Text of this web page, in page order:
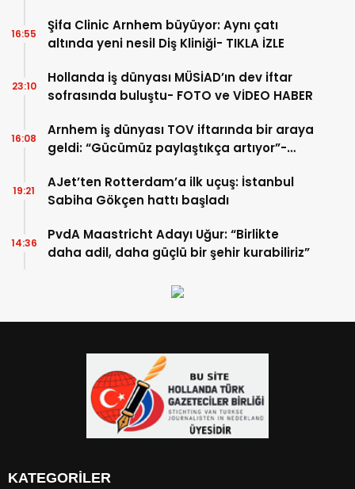
Şifa Clinic Arnhem büyüyor: Aynı çatı
altında yeni nesil Diş Kliniği- TIKLA İZLE
16:55
Hollanda iş dünyası MÜSİAD’ın dev iftar
sofrasında buluştu- FOTO ve VİDEO HABER
23:10
Arnhem iş dünyası TOV iftarında bir araya
geldi: “Gücümüz paylaştıkça artıyor”-
16:08
AJet’ten Rotterdam’a ilk uçuş: İstanbul
Sabiha Gökçen hattı başladı
19:21
PvdA Maastricht Adayı Uğur: “Birlikte
daha adil, daha güçlü bir şehir kurabiliriz”
14:36
KATEGORİLER